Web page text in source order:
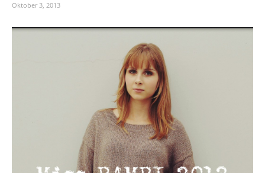
Oktober 3, 2013